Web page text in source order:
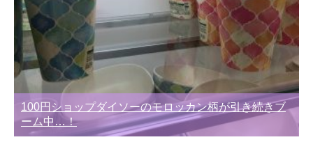
100円ショップダイソーのモロッカン柄が引き続きブ
ーム中…！